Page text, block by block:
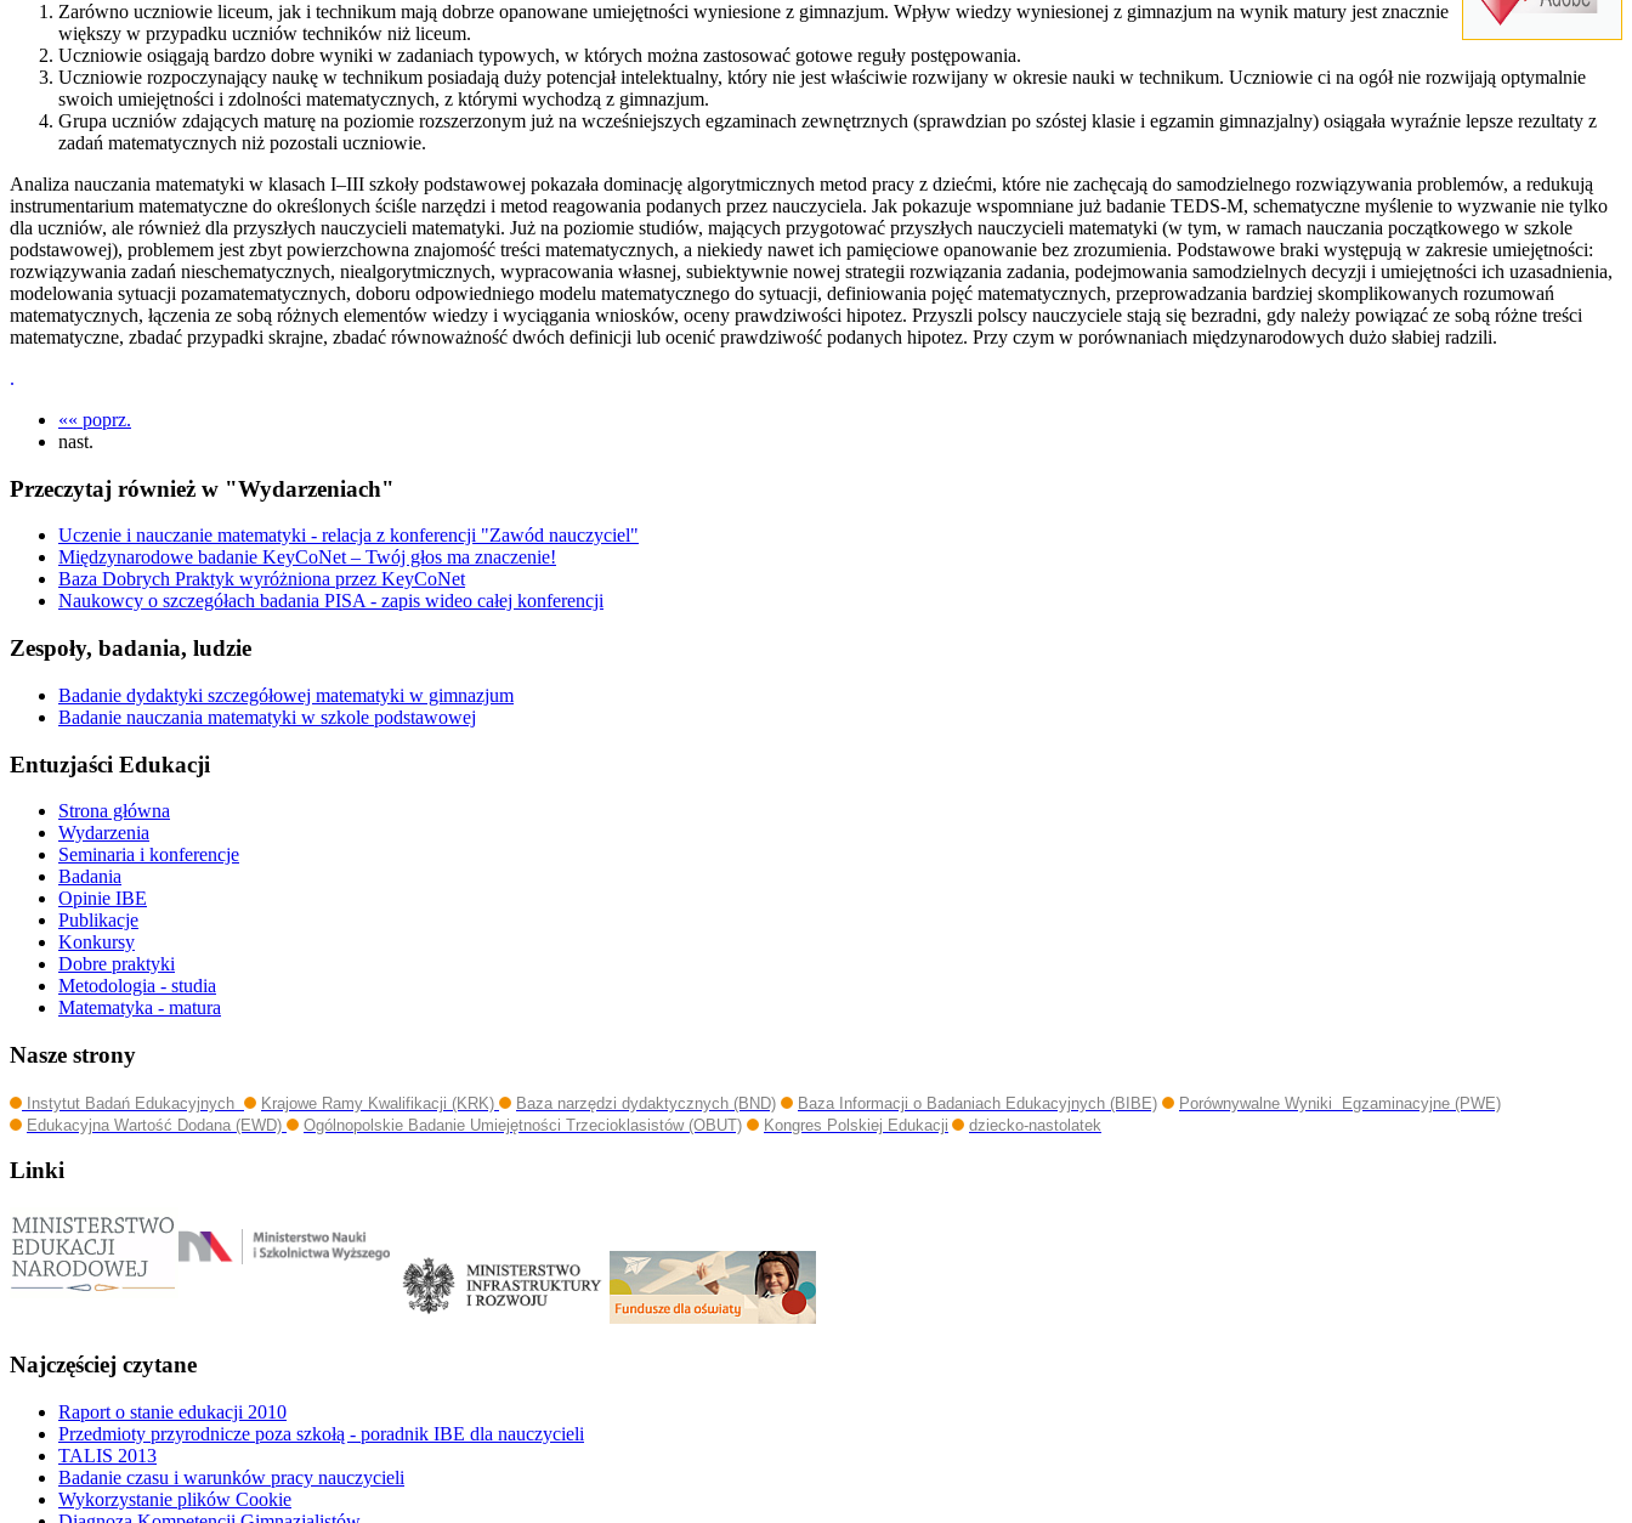
Zarówno uczniowie liceum, jak i technikum mają dobrze opanowane umiejętności wyniesione z gimnazjum. Wpływ wiedzy wyniesionej z gimnazjum na wynik matury jest znacznie
większy w przypadku uczniów techników niż liceum.
Uczniowie osiągają bardzo dobre wyniki w zadaniach typowych, w których można zastosować gotowe reguły postępowania.
Uczniowie rozpoczynający naukę w technikum posiadają duży potencjał intelektualny, który nie jest właściwie rozwijany w okresie nauki w technikum. Uczniowie ci na ogół nie rozwijają optymalnie
swoich umiejętności i zdolności matematycznych, z którymi wychodzą z gimnazjum.
Grupa uczniów zdających maturę na poziomie rozszerzonym już na wcześniejszych egzaminach zewnętrznych (sprawdzian po szóstej klasie i egzamin gimnazjalny) osiągała wyraźnie lepsze rezultaty z
zadań matematycznych niż pozostali uczniowie.
Analiza nauczania matematyki w klasach I–III szkoły podstawowej pokazała dominację algorytmicznych metod pracy z dziećmi, które nie zachęcają do samodzielnego rozwiązywania problemów, a redukują
instrumentarium matematyczne do określonych ściśle narzędzi i metod reagowania podanych przez nauczyciela. Jak pokazuje wspomniane już badanie TEDS-M, schematyczne myślenie to wyzwanie nie tylko
dla uczniów, ale również dla przyszłych nauczycieli matematyki. Już na poziomie studiów, mających przygotować przyszłych nauczycieli matematyki (w tym, w ramach nauczania początkowego w szkole
podstawowej), problemem jest zbyt powierzchowna znajomość treści matematycznych, a niekiedy nawet ich pamięciowe opanowanie bez zrozumienia. Podstawowe braki występują w zakresie umiejętności:
rozwiązywania zadań nieschematycznych, niealgorytmicznych, wypracowania własnej, subiektywnie nowej strategii rozwiązania zadania, podejmowania samodzielnych decyzji i umiejętności ich uzasadnienia,
modelowania sytuacji pozamatematycznych, doboru odpowiedniego modelu matematycznego do sytuacji, definiowania pojęć matematycznych, przeprowadzania bardziej skomplikowanych rozumowań
matematycznych, łączenia ze sobą różnych elementów wiedzy i wyciągania wniosków, oceny prawdziwości hipotez. Przyszli polscy nauczyciele stają się bezradni, gdy należy powiązać ze sobą różne treści
matematyczne, zbadać przypadki skrajne, zbadać równoważność dwóch definicji lub ocenić prawdziwość podanych hipotez. Przy czym w porównaniach międzynarodowych dużo słabiej radzili.
.
«« poprz.
nast.
Przeczytaj również w "Wydarzeniach"
Uczenie i nauczanie matematyki - relacja z konferencji "Zawód nauczyciel"
Międzynarodowe badanie KeyCoNet – Twój głos ma znaczenie!
Baza Dobrych Praktyk wyróżniona przez KeyCoNet
Naukowcy o szczegółach badania PISA - zapis wideo całej konferencji
Zespoły, badania, ludzie
Badanie dydaktyki szczegółowej matematyki w gimnazjum
Badanie nauczania matematyki w szkole podstawowej
Entuzjaści Edukacji
Strona główna
Wydarzenia
Seminaria i konferencje
Badania
Opinie IBE
Publikacje
Konkursy
Dobre praktyki
Metodologia - studia
Matematyka - matura
Nasze strony
Instytut Badań Edukacyjnych Krajowe Ramy Kwalifikacji (KRK) Baza narzędzi dydaktycznych (BND) Baza Informacji o Badaniach Edukacyjnych (BIBE)
Porównywalne Wyniki Egzaminacyjne (PWE)
Edukacyjna Wartość Dodana (EWD)
Ogólnopolskie Badanie Umiejętności Trzecioklasistów (OBUT) Kongres Polskiej Edukacji dziecko-nastolatek
Linki
Najczęściej czytane
Raport o stanie edukacji 2010
Przedmioty przyrodnicze poza szkołą - poradnik IBE dla nauczycieli
TALIS 2013
Badanie czasu i warunków pracy nauczycieli
Wykorzystanie plików Cookie